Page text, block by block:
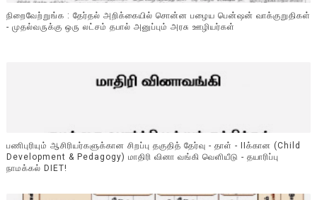
நிறைவேற்றுங்க : தேர்தல் அறிக்கையில் சொன்ன பழைய பென்ஷன் வாக்குறுதிகள்
- முதல்வருக்கு ஒரு லட்சம் தபால் அனுப்பும் அரசு ஊழியர்கள்
பணிபுரியும் ஆசிரியர்களுக்கான சிறப்பு தகுதித் தேர்வு - தாள் - IIக்கான (Child
Development & Pedagogy) மாதிரி வினா வங்கி வெளியீடு - தயாரிப்பு
நாமக்கல் DIET!